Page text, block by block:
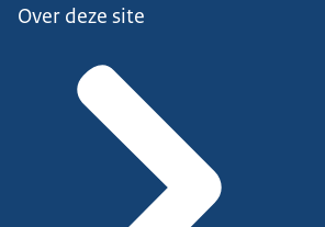
Over deze site